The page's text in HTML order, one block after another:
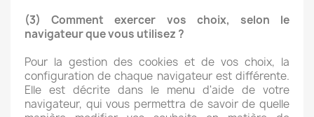
(3) Comment exercer vos choix, selon le
navigateur que vous utilisez ?
Pour la gestion des cookies et de vos choix, la
configuration de chaque navigateur est différente.
Elle est décrite dans le menu d'aide de votre
navigateur, qui vous permettra de savoir de quelle